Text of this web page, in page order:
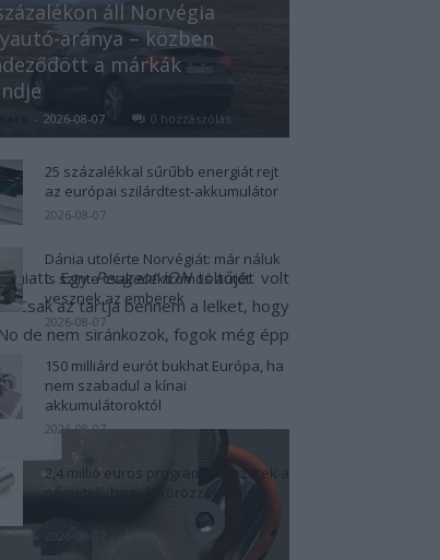
a modell van a többi
miatt. EgyPeugeot iONtöltőjét volt
Csak az tartja bennem a lelket, hogy
de nem siránkozok, fogok még épp
áll Norvégia
aránya – közben
a márkák
- 2026-08-07 0 hozzászólás
25 százalékkal sűrűbb energiát rejt
az európai szilárdtest-akkumulátor
2026-08-07
Dánia utolérte Norvégiát: már náluk
is szinte csak elektromos autót
vesznek az emberek
2026-08-07
150 milliárd eurót bukhat Európa, ha
nem szabadul a kínai
akkumulátoroktól
2026-08-07
2,4 millió eurós programba kezdtek a
németek, hogy lekörözzék a kínai